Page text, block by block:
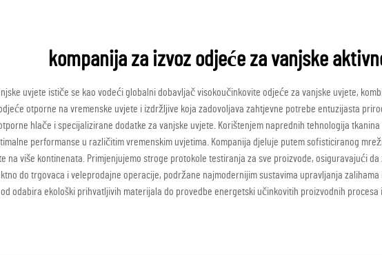
kompanija za izvoz odjeće za vanjske
uvjete ističe se kao vodeći globalni dobavljač visokoučinkovite odjeće za vanjske uvjete,
otporne na vremenske uvjete i izdržljive koja zadovoljava zahtjevne potrebe entuzijasta
hlače i specijalizirane dodatke za vanjske uvjete. Korištenjem naprednih tehnologija
performanse u različitim vremenskim uvjetima. Kompanija djeluje putem sofisticiranog
na više kontinenata. Primjenjujemo stroge protokole testiranja za sve proizvode, osiguravajući
do trgovaca i veleprodajne operacije, podržane najmodernijim sustavima upravljanja
odabira ekološki prihvatljivih materijala do provedbe energetski učinkovitih proizvodnih procesa